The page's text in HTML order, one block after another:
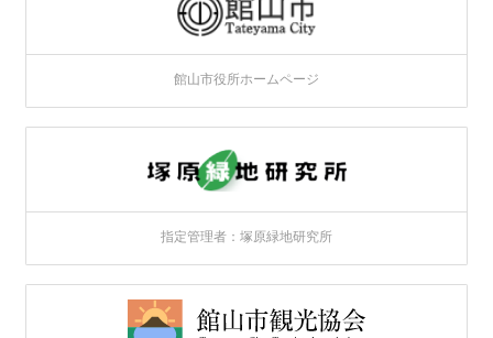
館山市役所ホームページ
指定管理者：塚原緑地研究所